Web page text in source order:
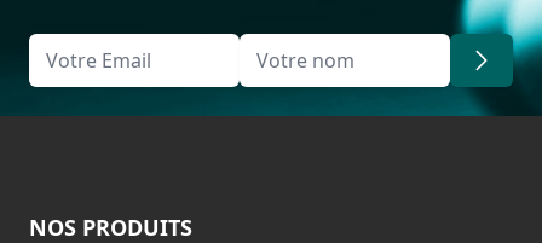
NOS PRODUITS